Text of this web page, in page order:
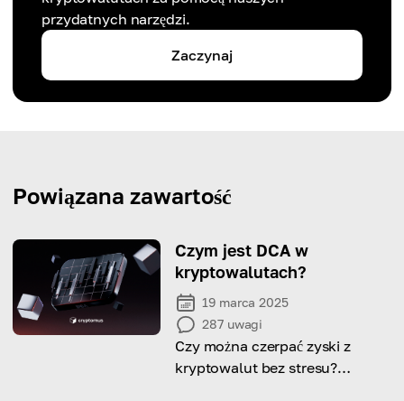
przydatnych narzędzi.
Zaczynaj
Powiązana zawartość
Czym jest DCA w
kryptowalutach?
19 marca 2025
287 uwagi
Czy można czerpać zyski z
kryptowalut bez stresu?